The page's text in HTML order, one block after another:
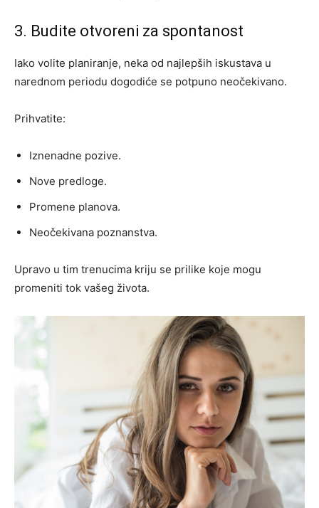
3. Budite otvoreni za spontanost
Iako volite planiranje, neka od najlepših iskustava u
narednom periodu dogodiće se potpuno neočekivano.
Prihvatite:
Iznenadne pozive.
Nove predloge.
Promene planova.
Neočekivana poznanstva.
Upravo u tim trenucima kriju se prilike koje mogu
promeniti tok vašeg života.